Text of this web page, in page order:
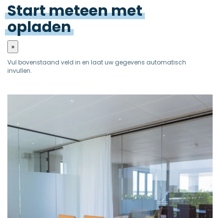
Startmeteenmet
opladen
»
Vul bovenstaand veld in en laat uw gegevens automatisch
invullen.